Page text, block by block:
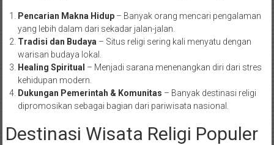
Pencarian Makna Hidup– Banyak orang mencari pengalaman
yang lebih dalam dari sekadar jalan-jalan.
Tradisi dan Budaya – Situs religi sering kali menyatu dengan
warisan budaya lokal.
Healing Spiritual – Menjadi sarana menenangkan diri dari stres
kehidupan modern.
Dukungan Pemerintah & Komunitas – Banyak destinasi religi
dipromosikan sebagai bagian dari pariwisata nasional.
Destinasi Wisata Religi Populer